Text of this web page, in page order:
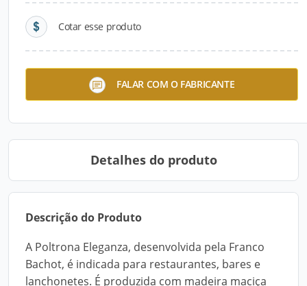
Cotar esse produto
FALAR COM O FABRICANTE
Detalhes do produto
Descrição do Produto
A Poltrona Eleganza, desenvolvida pela Franco
Bachot, é indicada para restaurantes, bares e
lanchonetes. É produzida com madeira maciça